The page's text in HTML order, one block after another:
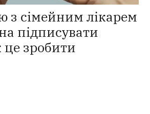
з сімейним лікарем
підписувати
зробити